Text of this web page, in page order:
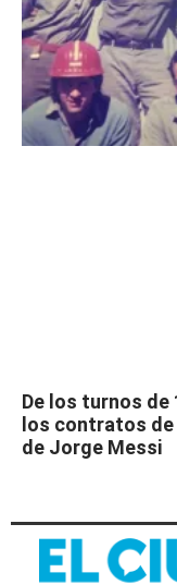
De los turnos de
los contratos de
de Jorge Messi